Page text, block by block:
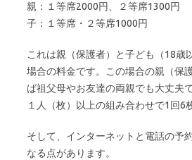
親：１等席2000円、２等席1300円
子：１等席・２等席1000円
これは親（保護者）と子ども（18歳
場合の料金です。この場合の親（保
ば祖父母やお友達の両親でも大丈夫
１人（枚）以上の組み合わせで1回6
そして、インターネットと電話の予
なる点があります。